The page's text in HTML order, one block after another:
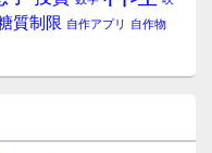
質制限 自作アプリ 自作物